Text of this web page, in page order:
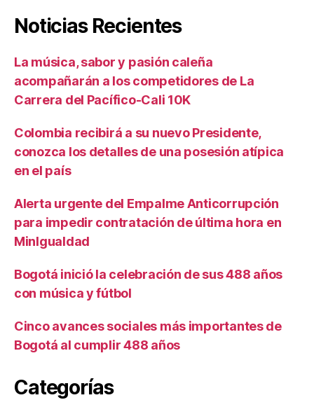
Noticias Recientes
La música, sabor y pasión caleña
acompañarán a los competidores de La
Carrera del Pacífico-Cali 10K
Colombia recibirá a su nuevo Presidente,
conozca los detalles de una posesión atípica
en el país
Alerta urgente del Empalme Anticorrupción
para impedir contratación de última hora en
MinIgualdad
Bogotá inició la celebración de sus 488 años
con música y fútbol
Cinco avances sociales más importantes de
Bogotá al cumplir 488 años
Categorías